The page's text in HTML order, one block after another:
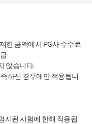
한 금액에서 PG사 수수료
않습니다.
하신 경우에만 적용됩니
시된 시험에 한해 적용됩